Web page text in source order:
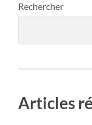
Rechercher
Articles